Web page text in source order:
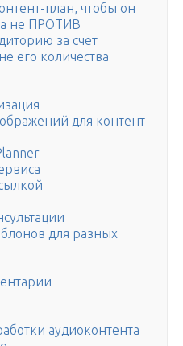
план, чтобы он
а не ПРОТИВ
за счет
его количества
для контент-
для разных
аудиоконтента